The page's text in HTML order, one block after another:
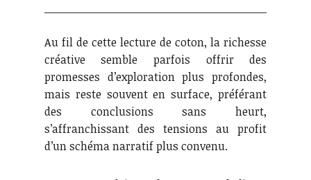
Au fil de cette lecture de coton, la richesse
créative semble parfois offrir des
promesses d’exploration plus profondes,
mais reste souvent en surface, préférant
des conclusions sans heurt,
s’affranchissant des tensions au profit
d’un schéma narratif plus convenu.